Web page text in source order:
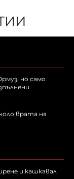
но само
врата на
и кашкавал